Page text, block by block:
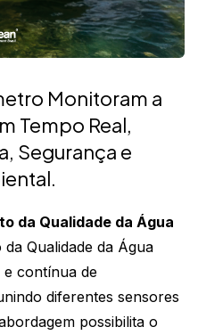
Monitoram a
Tempo Real,
Segurança e
da Qualidade da Água
Qualidade da Água
e contínua de
diferentes sensores
possibilita o